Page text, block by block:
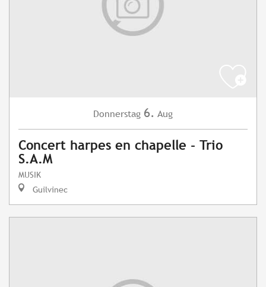
Donnerstag 6. Aug
Concert harpes en chapelle - Trio
S.A.M
MUSIK
Guilvinec